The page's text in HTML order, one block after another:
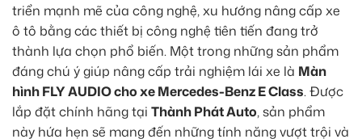
triển mạnh mẽ của công nghệ, xu hướng nâng cấp xe
ô tô bằng các thiết bị công nghệ tiên tiến đang trở
thành lựa chọn phổ biến. Một trong những sản phẩm
đáng chú ý giúp nâng cấp trải nghiệm lái xe là Màn
hình FLY AUDIO cho xe Mercedes-Benz E Class. Được
lắp đặt chính hãng tại Thành Phát Auto, sản phẩm
này hứa hẹn sẽ mang đến những tính năng vượt trội và